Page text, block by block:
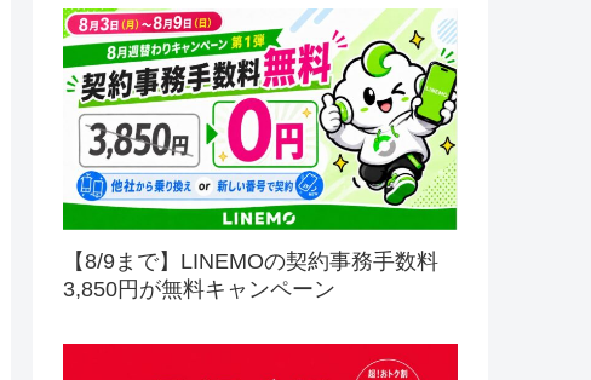
【8/9まで】LINEMOの契約事務手数料
3,850円が無料キャンペーン